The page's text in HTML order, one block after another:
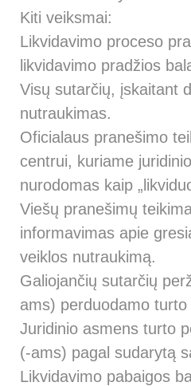
Kiti veiksmai:
Likvidavimo proceso
likvidavimo pradžios
Visų sutarčių, įskaitant
nutraukimas.
Oficialaus pranešimo
centrui, kuriame
nurodomas kaip
Viešų pranešimų
informavimas apie
veiklos nutraukimą.
Galiojančių sutarčių
ams) perduodamo
Juridinio asmens turto
(-ams) pagal sudarytą
Likvidavimo pabaigos